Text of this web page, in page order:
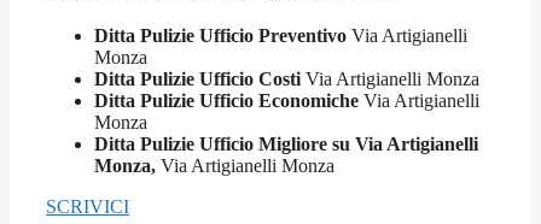
Ditta Pulizie Ufficio Preventivo Via Artigianelli
Monza
Ditta Pulizie Ufficio Costi Via Artigianelli Monza
Ditta Pulizie Ufficio Economiche Via Artigianelli
Monza
Ditta Pulizie Ufficio Migliore su Via Artigianelli
Monza, Via Artigianelli Monza
SCRIVICI